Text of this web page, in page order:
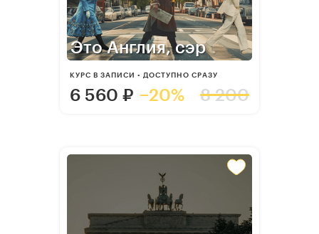
Это Англия, сэр
КУРС В ЗАПИСИ • ДОСТУПНО СРАЗУ
6 560 ₽ −20% 8 200